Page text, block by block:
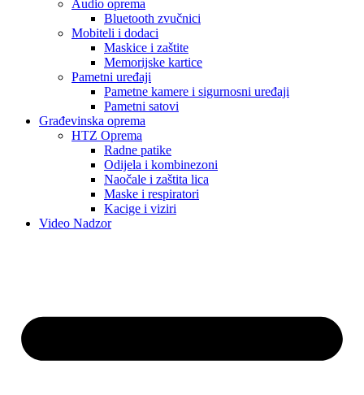
Audio oprema
Bluetooth zvučnici
Mobiteli i dodaci
Maskice i zaštite
Memorijske kartice
Pametni uređaji
Pametne kamere i sigurnosni uređaji
Pametni satovi
Građevinska oprema
HTZ Oprema
Radne patike
Odijela i kombinezoni
Naočale i zaštita lica
Maske i respiratori
Kacige i viziri
Video Nadzor